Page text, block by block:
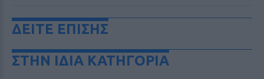
ΔΕΙΤΕ ΕΠΙΣΗΣ
ΣΤΗΝ ΙΔΙΑ ΚΑΤΗΓΟΡΙΑ